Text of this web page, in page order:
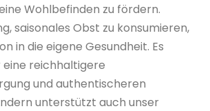
Wohlbefinden zu fördern.
saisonales Obst zu konsumieren,
in die eigene Gesundheit. Es
reichhaltigere
und authentischeren
unterstützt auch unser